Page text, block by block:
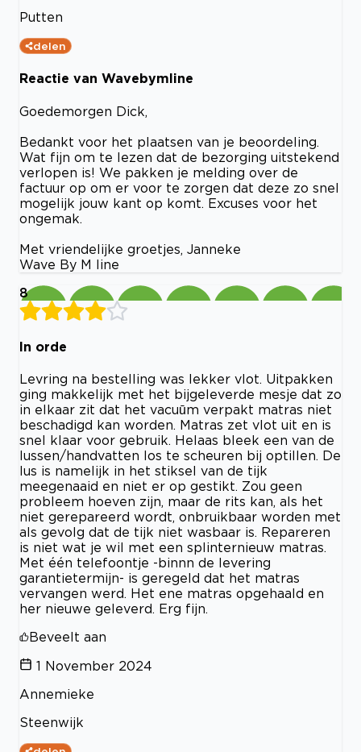
Putten
delen
Reactie van Wavebymline
Goedemorgen Dick,
Bedankt voor het plaatsen van je beoordeling.
Wat fijn om te lezen dat de bezorging uitstekend
verlopen is! We pakken je melding over de
factuur op om er voor te zorgen dat deze zo snel
mogelijk jouw kant op komt. Excuses voor het
ongemak.
Met vriendelijke groetjes, Janneke
Wave By M line
8
In orde
Levring na bestelling was lekker vlot. Uitpakken
ging makkelijk met het bijgeleverde mesje dat zo
in elkaar zit dat het vacuūm verpakt matras niet
beschadigd kan worden. Matras zet vlot uit en is
snel klaar voor gebruik. Helaas bleek een van de
lussen/handvatten los te scheuren bij optillen. De
lus is namelijk in het stiksel van de tijk
meegenaaid en niet er op gestikt. Zou geen
probleem hoeven zijn, maar de rits kan, als het
niet gerepareerd wordt, onbruikbaar worden met
als gevolg dat de tijk niet wasbaar is. Repareren
is niet wat je wil met een splinternieuw matras.
Met één telefoontje -binnn de levering
garantietermijn- is geregeld dat het matras
vervangen werd. Het ene matras opgehaald en
her nieuwe geleverd. Erg fijn.
Beveelt aan
1 November 2024
Annemieke
Steenwijk